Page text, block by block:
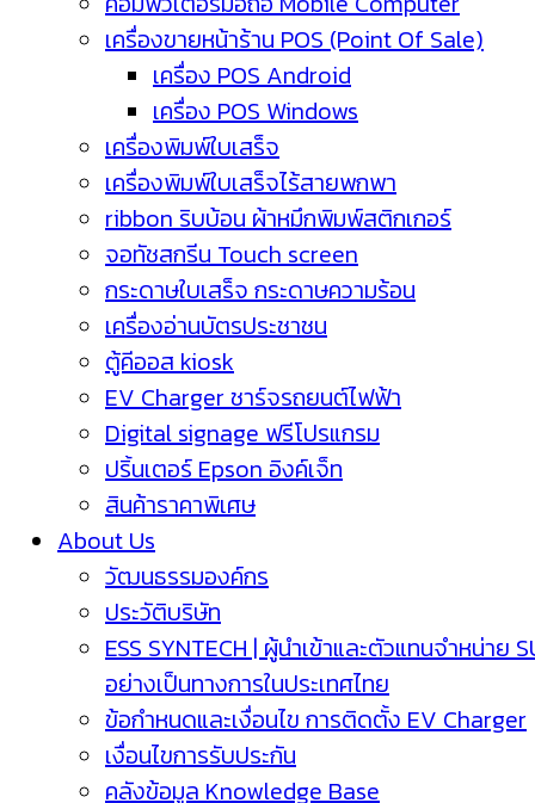
เครื่องขายหน้าร้าน POS (Point Of Sale)
เครื่อง POS Android
เครื่อง POS Windows
เครื่องพิมพ์ใบเสร็จ
เครื่องพิมพ์ใบเสร็จไร้สายพกพา
ribbon ริบบ้อน ผ้าหมึกพิมพ์สติกเกอร์
จอทัชสกรีน Touch screen
กระดาษใบเสร็จ กระดาษความร้อน
เครื่องอ่านบัตรประชาชน
ตู้คีออส kiosk
EV Charger ชาร์จรถยนต์ไฟฟ้า
Digital signage ฟรีโปรแกรม
ปริ้นเตอร์ Epson อิงค์เจ็ท
สินค้าราคาพิเศษ
About Us
วัฒนธรรมองค์กร
ประวัติบริษัท
ESS SYNTECH | ผู้นำเข้าและตัวแทนจำหน่าย
อย่างเป็นทางการในประเทศไทย
ข้อกำหนดและเงื่อนไข การติดตั้ง EV Charger
เงื่อนไขการรับประกัน
คลังข้อมูล Knowledge Base